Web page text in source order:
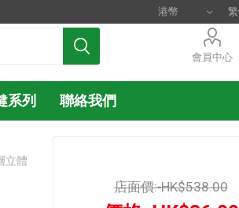
會員中心
系列 聯絡我們
立體
店面價: HK$538.00